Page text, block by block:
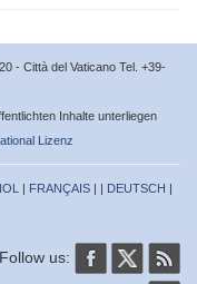
- Città del Vaticano Tel. +39-
Inhalte unterliegen
Lizenz
FRANÇAIS DEUTSCH
Follow us: